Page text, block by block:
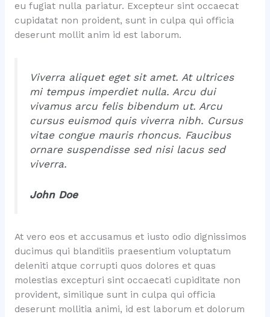
eu fugiat nulla pariatur. Excepteur sint occaecat
cupidatat non proident, sunt in culpa qui officia
deserunt mollit anim id est laborum.
Viverra aliquet eget sit amet. At ultrices
mi tempus imperdiet nulla. Arcu dui
vivamus arcu felis bibendum ut. Arcu
cursus euismod quis viverra nibh. Cursus
vitae congue mauris rhoncus. Faucibus
ornare suspendisse sed nisi lacus sed
viverra.
John Doe
At vero eos et accusamus et iusto odio dignissimos
ducimus qui blanditiis praesentium voluptatum
deleniti atque corrupti quos dolores et quas
molestias excepturi sint occaecati cupiditate non
provident, similique sunt in culpa qui officia
deserunt mollitia animi, id est laborum et dolorum